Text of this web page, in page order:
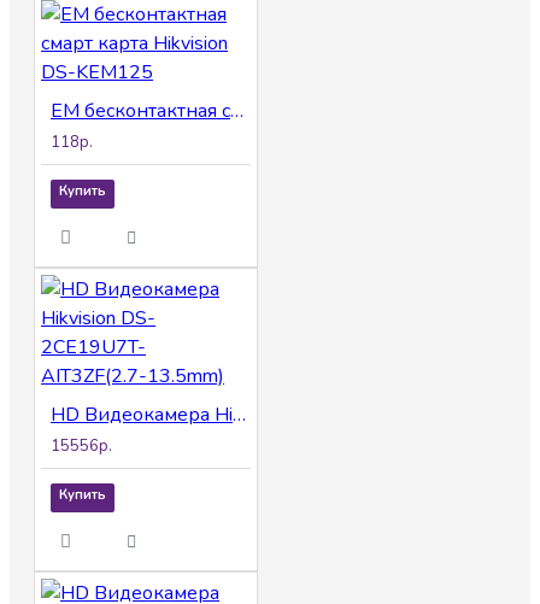
EM бесконтактная смарт карта Hikvision DS-KEM125
118р.
Купить
HD Видеокамера Hikvision DS-2CE19U7T-AIT3ZF(2.7-13.5mm)
15556р.
Купить